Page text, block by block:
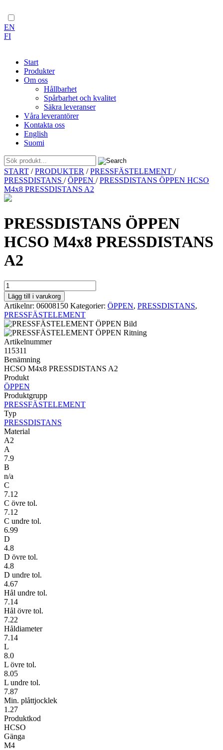
EN
FI
Start
Produkter
Om oss
Hållbarhet
Spårbarhet och kvalitet
Säkra leveranser
Våra leverantörer
Kontakta oss
English
Suomi
Skip
to
content
START /PRODUKTER /PRESSFÄSTELEMENT /
PRESSDISTANS /ÖPPEN /PRESSDISTANS ÖPPEN HCSO
M4x8 PRESSDISTANS A2
PRESSDISTANS ÖPPEN
HCSO M4x8 PRESSDISTANS
A2
PRESSDISTANS
ÖPPEN
HCSO
M4x8
PRESSDISTANS
A2
mängd
Lägg till i varukorg
Artikelnr: 06008150 Kategorier: ÖPPEN, PRESSDISTANS,
PRESSFÄSTELEMENT
Artikelnummer
115311
Benämning
HCSO M4x8 PRESSDISTANS A2
Produkt
ÖPPEN
Produktgrupp
PRESSFÄSTELEMENT
Typ
PRESSDISTANS
Material
A2
A
7.9
B
n/a
C
7.12
C övre tol.
7.12
C undre tol.
6.99
D
4.8
D övre tol.
4.8
D undre tol.
4.67
Hål undre tol.
7.14
Hål övre tol.
7.22
Håldiameter
7.14
L
8.0
L övre tol.
8.05
L undre tol.
7.87
Min. plåttjocklek
1.27
Produktkod
HCSO
Gänga
M4